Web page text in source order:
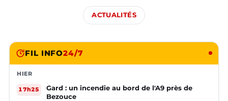
ACTUALITÉS
FIL INFO24/7
HIER
17h25
Gard : un incendie au bord de l'A9 près de
Bezouce